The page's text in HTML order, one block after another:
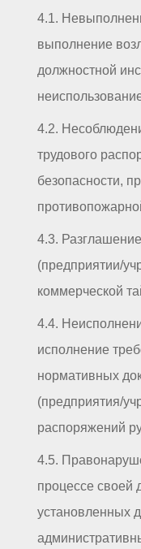
4.1.
выполнение
должностной
4.2.
трудового
безопасности,
4.3.
(предприятии/
коммерческой
4.4.
исполнение
нормативных
(предприятия/
распоряжений
4.5.
процессе своей
установленных